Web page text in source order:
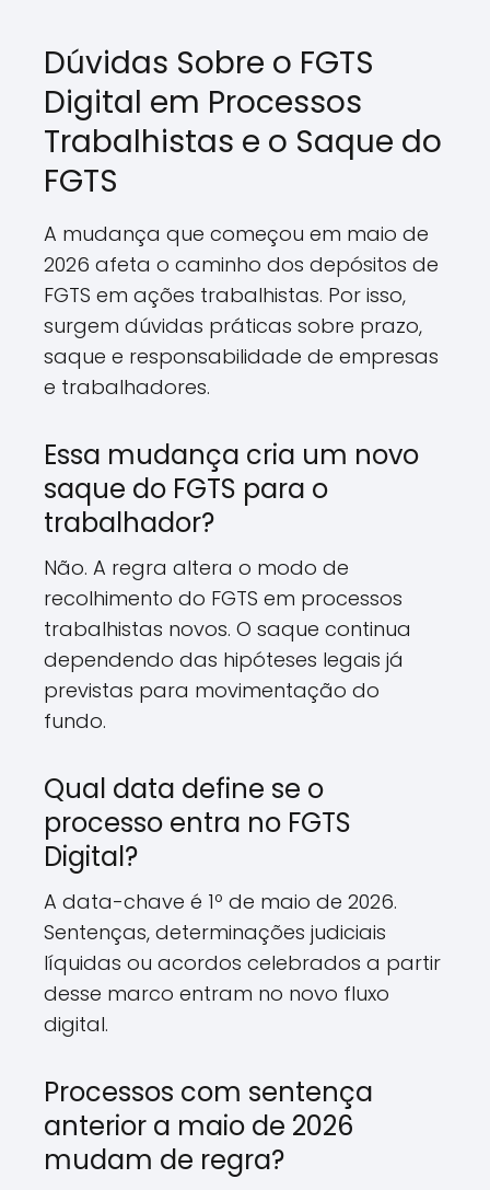
Dúvidas Sobre o FGTS
Digital em Processos
Trabalhistas e o Saque do
FGTS
A mudança que começou em maio de
2026 afeta o caminho dos depósitos de
FGTS em ações trabalhistas. Por isso,
surgem dúvidas práticas sobre prazo,
saque e responsabilidade de empresas
e trabalhadores.
Essa mudança cria um novo
saque do FGTS para o
trabalhador?
Não. A regra altera o modo de
recolhimento do FGTS em processos
trabalhistas novos. O saque continua
dependendo das hipóteses legais já
previstas para movimentação do
fundo.
Qual data define se o
processo entra no FGTS
Digital?
A data-chave é 1º de maio de 2026.
Sentenças, determinações judiciais
líquidas ou acordos celebrados a partir
desse marco entram no novo fluxo
digital.
Processos com sentença
anterior a maio de 2026
mudam de regra?